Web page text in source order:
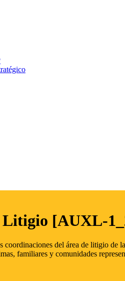
[AUXL-
del área de litigio
familiares y comunidades